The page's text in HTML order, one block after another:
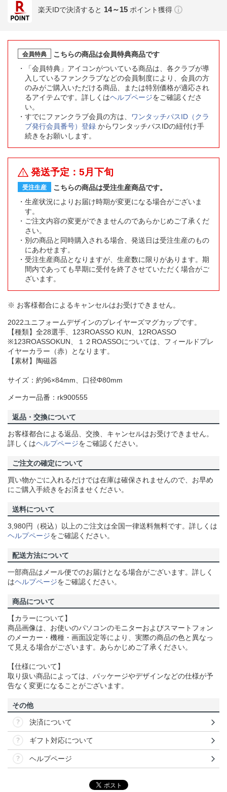
楽天IDで決済すると 14～15 ポイント獲得
会員特典
こちらの商品は会員特典商品です
「会員特典」アイコンがついている商品は、各クラブが導
入しているファンクラブなどの会員制度により、会員の方
のみがご購入いただける商品、または特別価格が適応され
るアイテムです。詳しくはヘルプページをご確認くださ
い。
すでにファンクラブ会員の方は、
ワンタッチパスID（クラ
ブ発行会員番号）登録 からワンタッチパスIDの紐付け手
続きをお願いします。
発送予定：5月下旬
受注生産
こちらの商品は受注生産商品です。
生産状況によりお届け時期が変更になる場合がございま
す。
ご注文内容の変更ができませんのであらかじめご了承くだ
さい。
別の商品と同時購入される場合、発送日は受注生産のもの
にあわせます。
受注生産商品となりますが、生産数に限りがあります。期
間内であっても早期に受付を終了させていただく場合がご
ざいます。
※ お客様都合によるキャンセルはお受けできません。
2022ユニフォームデザインのプレイヤーズマグカップです。
【種類】全28選手、123ROASSO KUN、12ROASSO
※123ROASSOKUN、１２ROASSOについては、フィールドプレ
イヤーカラー（赤）となります。
【素材】陶磁器
サイズ：約96×84mm、口径Φ80mm
メーカー品番：rk900555
返品・交換について
お客様都合による返品、交換、キャンセルはお受けできません。
詳しくはヘルプページをご確認ください。
ご注文の確定について
買い物かごに入れるだけでは在庫は確保されませんので、お早め
にご購入手続きをお済ませください。
送料について
3,980円（税込）以上のご注文は全国一律送料無料です。詳しくは
ヘルプページをご確認ください。
配送方法について
一部商品はメール便でのお届けとなる場合がございます。詳しく
はヘルプページをご確認ください。
商品について
【カラーについて】
商品画像は、お使いのパソコンのモニターおよびスマートフォン
のメーカー・機種・画面設定等により、実際の商品の色と異なっ
て見える場合がございます。あらかじめご了承ください。
【仕様について】
取り扱い商品によっては、パッケージやデザインなどの仕様が予
告なく変更になることがございます。
その他
決済について
ギフト対応について
ヘルプページ